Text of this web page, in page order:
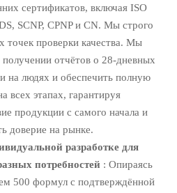
сертификатов, включая ISO
SCNP, CPNP и CN. Мы строго
точек проверки качества. Мы
отчётов о 28-дневных
на людях и обеспечить полную
всех этапах, гарантируя
продукции с самого начала и
доверие на рынке.
разработке для
потребностей : Опираясь
500 формул с подтверждённой